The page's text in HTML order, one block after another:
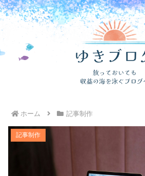
ホーム 記事制作
ブログのライティングで成果を出す
の高い記事を書くためのステップ
記事制作